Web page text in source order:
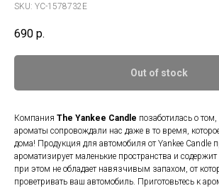
SKU: YC-1578732E
690 р.
Out of stock
Компания The Yankee Candle позаботилась о
ароматы сопровождали нас даже в то время,
дома! Продукция для автомобиля от Yankee Candle
ароматизирует маленькие пространства и
при этом не обладает навязчивым запахом, от
проветривать ваш автомобиль. Приготовьтесь к